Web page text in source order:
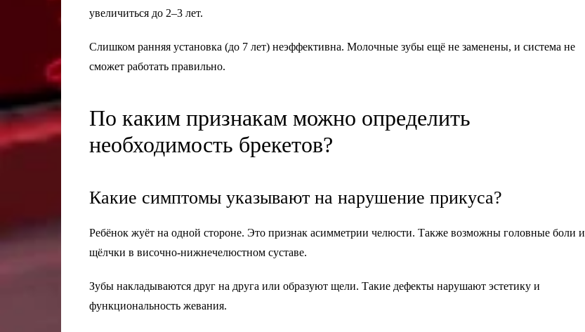
увеличиться до 2–3 лет.
Слишком ранняя установка (до 7 лет) неэффективна. Молочные зубы ещё не заменены, и система не
сможет работать правильно.
По каким признакам можно определить
необходимость брекетов?
Какие симптомы указывают на нарушение прикуса?
Ребёнок жуёт на одной стороне. Это признак асимметрии челюсти. Также возможны головные боли и
щёлчки в височно-нижнечелюстном суставе.
Зубы накладываются друг на друга или образуют щели. Такие дефекты нарушают эстетику и
функциональность жевания.